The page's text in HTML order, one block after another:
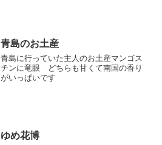
青島のお土産
青島に行っていた主人のお土産マンゴス
チンに竜眼 どちらも甘くて南国の香り
がいっぱいです
ゆめ花博